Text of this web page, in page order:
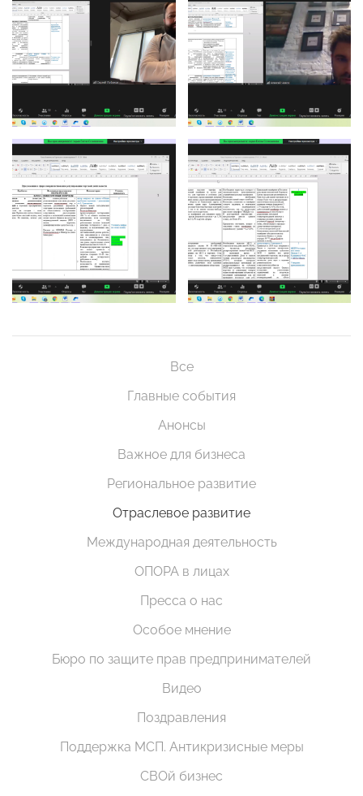
Все
Главные события
Анонсы
Важное для бизнеса
Региональное развитие
Отраслевое развитие
Международная деятельность
ОПОРА в лицах
Пресса о нас
Особое мнение
Бюро по защите прав предпринимателей
Видео
Поздравления
Поддержка МСП. Антикризисные меры
СВОй бизнес